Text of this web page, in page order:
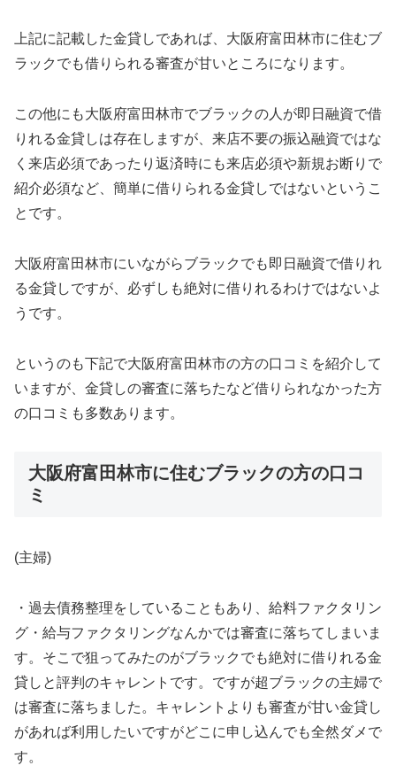
上記に記載した金貸しであれば、大阪府富田林市に住むブ
ラックでも借りられる審査が甘いところになります。
この他にも大阪府富田林市でブラックの人が即日融資で借
りれる金貸しは存在しますが、来店不要の振込融資ではな
く来店必須であったり返済時にも来店必須や新規お断りで
紹介必須など、簡単に借りられる金貸しではないというこ
とです。
大阪府富田林市にいながらブラックでも即日融資で借りれ
る金貸しですが、必ずしも絶対に借りれるわけではないよ
うです。
というのも下記で大阪府富田林市の方の口コミを紹介して
いますが、金貸しの審査に落ちたなど借りられなかった方
の口コミも多数あります。
大阪府富田林市に住むブラックの方の口コ
ミ
(主婦)
・過去債務整理をしていることもあり、給料ファクタリン
グ・給与ファクタリングなんかでは審査に落ちてしまいま
す。そこで狙ってみたのがブラックでも絶対に借りれる金
貸しと評判のキャレントです。ですが超ブラックの主婦で
は審査に落ちました。キャレントよりも審査が甘い金貸し
があれば利用したいですがどこに申し込んでも全然ダメで
す。